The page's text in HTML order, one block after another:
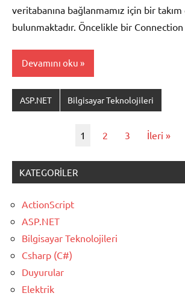
veritabanına bağlanmamız için bir
bulunmaktadır. Öncelikle bir
Devamını oku
ASP.NET Bilgisayar Teknolojileri
1 2 3 İleri »
KATEGORILER
ActionScript
ASP.NET
Bilgisayar Teknolojileri
Csharp (C#)
Duyurular
Elektrik